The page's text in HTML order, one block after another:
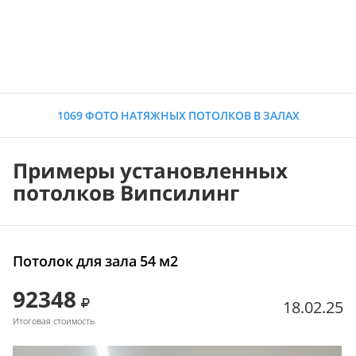
1069 ФОТО НАТЯЖНЫХ ПОТОЛКОВ В ЗАЛАХ
Примеры установленных
потолков Випсилинг
Потолок для зала 54 м2
92348
Итоговая стоимость
18.02.25